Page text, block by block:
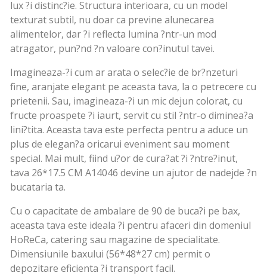
lux ?i distinc?ie. Structura interioara, cu un model
texturat subtil, nu doar ca previne alunecarea
alimentelor, dar ?i reflecta lumina ?ntr-un mod
atragator, pun?nd ?n valoare con?inutul tavei.
Imagineaza-?i cum ar arata o selec?ie de br?nzeturi
fine, aranjate elegant pe aceasta tava, la o petrecere cu
prietenii. Sau, imagineaza-?i un mic dejun colorat, cu
fructe proaspete ?i iaurt, servit cu stil ?ntr-o diminea?a
lini?tita. Aceasta tava este perfecta pentru a aduce un
plus de elegan?a oricarui eveniment sau moment
special. Mai mult, fiind u?or de cura?at ?i ?ntre?inut,
tava 26*17.5 CM A14046 devine un ajutor de nadejde ?n
bucataria ta.
Cu o capacitate de ambalare de 90 de buca?i pe bax,
aceasta tava este ideala ?i pentru afaceri din domeniul
HoReCa, catering sau magazine de specialitate.
Dimensiunile baxului (56*48*27 cm) permit o
depozitare eficienta ?i transport facil.